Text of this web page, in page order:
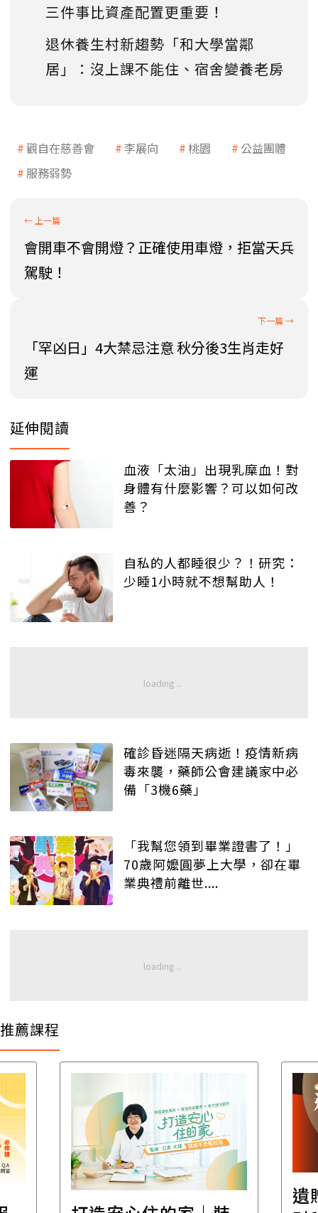
三件事比資產配置更重要！
退休養生村新趨勢「和大學當鄰
居」：沒上課不能住、宿舍變養老房
觀自在慈善會 李展向 桃園
公益團體
服務弱勢
會開車不會開燈？正確使用車燈，拒當天兵
駕駛！
「罕凶日」4大禁忌注意 秋分後3生肖走好
運
延伸閱讀
血液「太油」出現乳糜血！對
身體有什麼影響？可以如何改
善？
自私的人都睡很少？！研究：
少睡1小時就不想幫助人！
確診昏迷隔天病逝！疫情新病
毒來襲，藥師公會建議家中必
備「3機6藥」
「我幫您領到畢業證書了！」
70歲阿嬤圓夢上大學，卻在畢
業典禮前離世....
推薦課程
遺